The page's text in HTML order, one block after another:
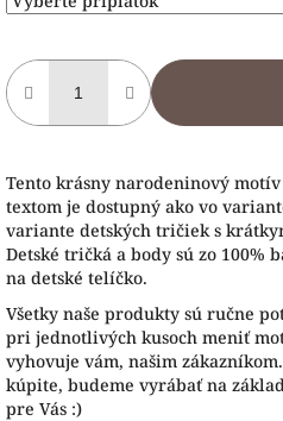
Tento krásny narodeninový
textom je dostupný ako vo
variante detských tričiek s
Detské tričká a body sú zo
na detské telíčko.
Všetky naše produkty sú ručne
pri jednotlivých kusoch meniť
vyhovuje vám, našim
kúpite, budeme vyrábať na
pre Vás :)